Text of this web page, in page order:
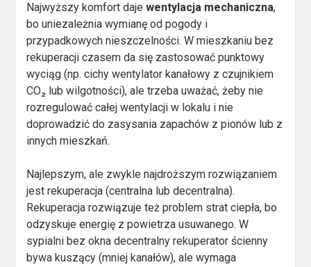
Najwyższy komfort dajewentylacja mechaniczna,
bo uniezależnia wymianę od pogody i
przypadkowych nieszczelności. W mieszkaniu bez
rekuperacji czasem da się zastosować punktowy
wyciąg (np. cichy wentylator kanałowy z czujnikiem
CO₂ lub wilgotności), ale trzeba uważać, żeby nie
rozregulować całej wentylacji w lokalu i nie
doprowadzić do zasysania zapachów z pionów lub z
innych mieszkań.
Najlepszym, ale zwykle najdroższym rozwiązaniem
jest rekuperacja (centralna lub decentralna).
Rekuperacja rozwiązuje też problem strat ciepła, bo
odzyskuje energię z powietrza usuwanego. W
sypialni bez okna decentralny rekuperator ścienny
bywa kuszący (mniej kanałów), ale wymaga